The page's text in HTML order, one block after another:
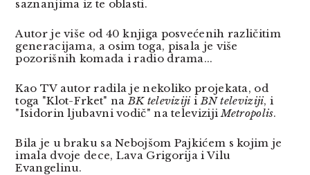
saznanjima iz te oblasti.
Autor je više od 40 knjiga posvećenih različitim
generacijama, a osim toga, pisala je više
pozorišnih komada i radio drama...
Kao TV autor radila je nekoliko projekata, od
toga "Klot-Frket" na BK televiziji i BN televiziji, i
"Isidorin ljubavni vodič" na televiziji Metropolis.
Bila je u braku sa Nebojšom Pajkićem s kojim je
imala dvoje dece, Lava Grigorija i Vilu
Evangelinu.